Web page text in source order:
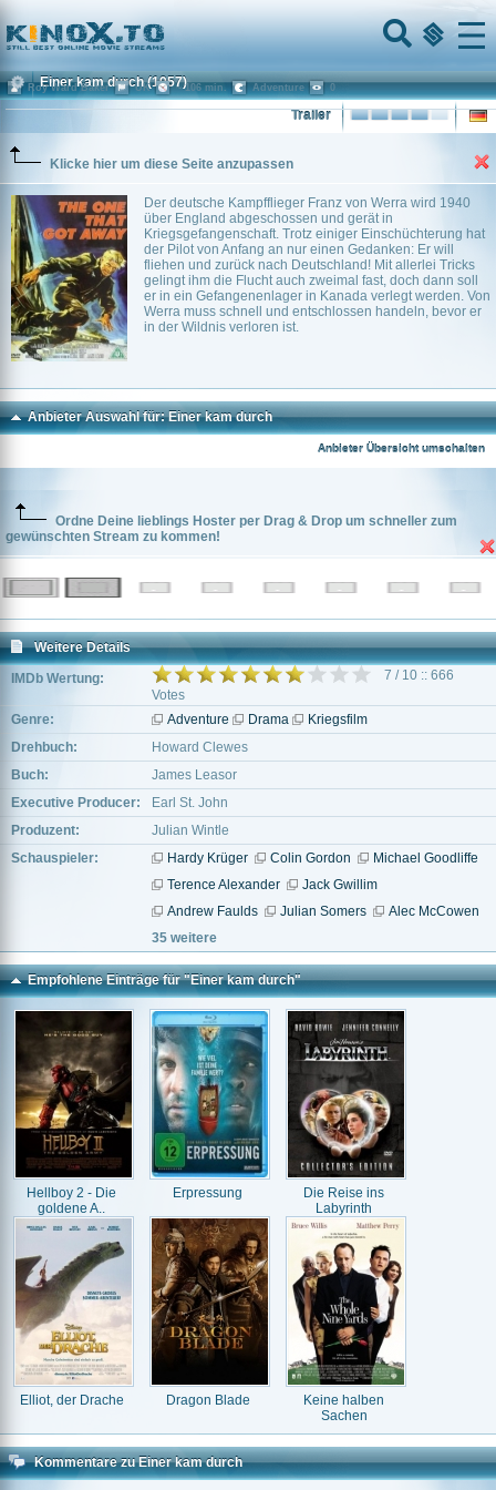
Home
Menu
Einer kam durch (1957)
Trailer
Klicke hier um diese Seite anzupassen
Der deutsche Kampfflieger Franz von Werra wird 1940
über England abgeschossen und gerät in
Kriegsgefangenschaft. Trotz einiger Einschüchterung hat
der Pilot von Anfang an nur einen Gedanken: Er will
fliehen und zurück nach Deutschland! Mit allerlei Tricks
gelingt ihm die Flucht auch zweimal fast, doch dann soll
er in ein Gefangenenlager in Kanada verlegt werden. Von
Werra muss schnell und entschlossen handeln, bevor er
in der Wildnis verloren ist.
Roy Ward Baker UK ~ 106 min. Adventure 0
Anbieter Auswahl für: Einer kam durch
Anbieter Übersicht umschalten
Ordne Deine lieblings Hoster per Drag & Drop um schneller zum
gewünschten Stream zu kommen!
Weitere Details
IMDb Wertung:
7 / 10 :: 666
Votes
Genre:
Adventure Drama
Kriegsfilm
Drehbuch:
Howard Clewes
Buch:
James Leasor
Executive Producer:
Earl St. John
Produzent:
Julian Wintle
Schauspieler:
Hardy Krüger Colin Gordon
Michael Goodliffe
Terence Alexander
Jack Gwillim
Andrew Faulds
Julian Somers
Alec McCowen
35 weitere
Empfohlene Einträge für "Einer kam durch"
Hellboy 2 - Die
goldene A..
Erpressung
Die Reise ins
Labyrinth
Elliot, der Drache Dragon Blade
Keine halben
Sachen
Kommentare zu Einer kam durch